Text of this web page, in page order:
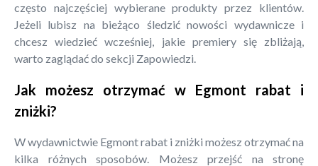
często najczęściej wybierane produkty przez klientów.
Jeżeli lubisz na bieżąco śledzić nowości wydawnicze i
chcesz wiedzieć wcześniej, jakie premiery się zbliżają,
warto zaglądać do sekcji Zapowiedzi.
Jak możesz otrzymać w Egmont rabat i
zniżki?
W wydawnictwie Egmont rabat i zniżki możesz otrzymać na
kilka różnych sposobów. Możesz przejść na stronę